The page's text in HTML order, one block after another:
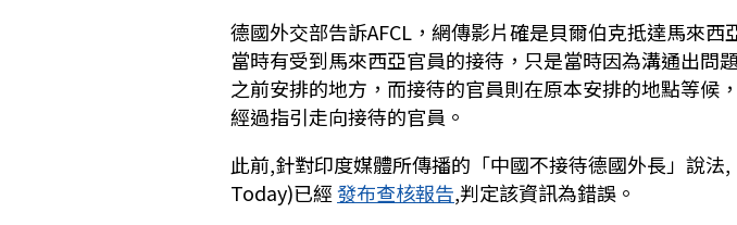
德國外交部告訴AFCL，網傳影片確是貝爾伯克抵達馬來西
當時有受到馬來西亞官員的接待，只是當時因為溝通出問
之前安排的地方，而接待的官員則在原本安排的地點等候
經過指引走向接待的官員。
此前,針對印度媒體所傳播的「中國不接待德國外長」說法
Today)已經發布查核報告,判定該資訊為錯誤。